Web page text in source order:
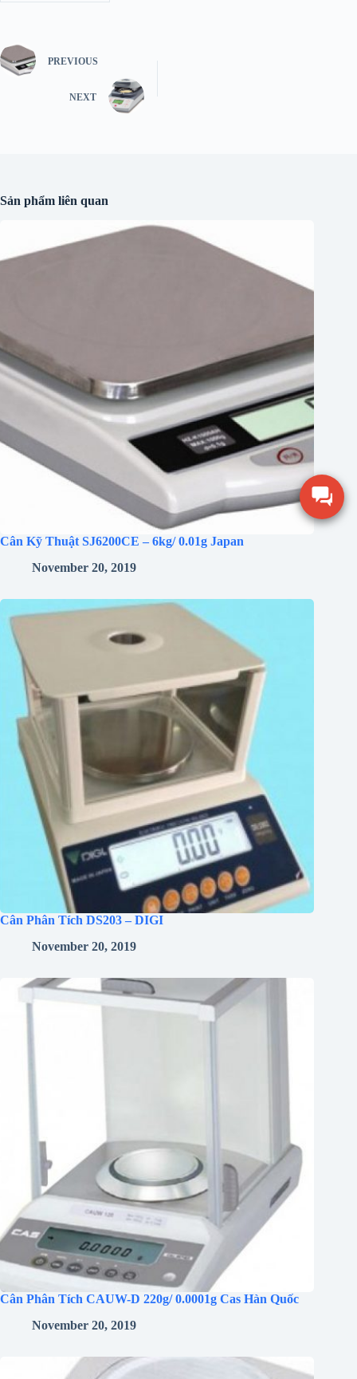
PREVIOUS
NEXT
Sản phẩm liên quan
Cân Kỹ Thuật SJ6200CE – 6kg/ 0.01g Japan
November 20, 2019
Cân Phân Tích DS203 – DIGI
November 20, 2019
Cân Phân Tích CAUW-D 220g/ 0.0001g Cas Hàn Quốc
November 20, 2019